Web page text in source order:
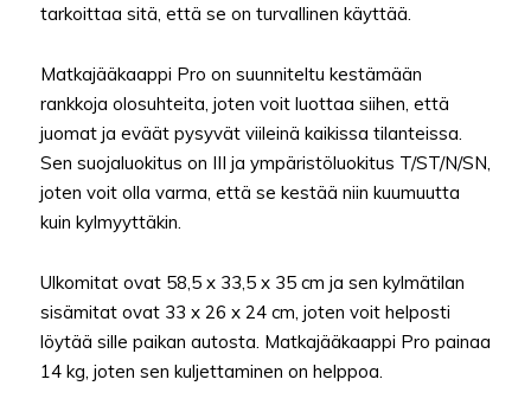
tarkoittaa sitä, että se on turvallinen käyttää.
Matkajääkaappi Pro on suunniteltu kestämään
rankkoja olosuhteita, joten voit luottaa siihen, että
juomat ja eväät pysyvät viileinä kaikissa tilanteissa.
Sen suojaluokitus on III ja ympäristöluokitus T/ST/N/SN,
joten voit olla varma, että se kestää niin kuumuutta
kuin kylmyyttäkin.
Ulkomitat ovat 58,5 x 33,5 x 35 cm ja sen kylmätilan
sisämitat ovat 33 x 26 x 24 cm, joten voit helposti
löytää sille paikan autosta. Matkajääkaappi Pro painaa
14 kg, joten sen kuljettaminen on helppoa.